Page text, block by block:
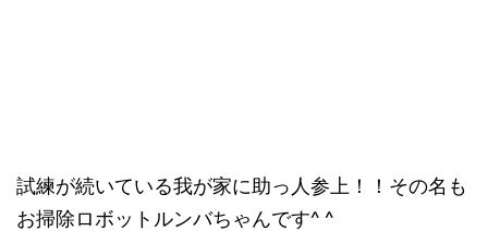
試練が続いている我が家に助っ人参上！！その名も
お掃除ロボットルンバちゃんです^ ^